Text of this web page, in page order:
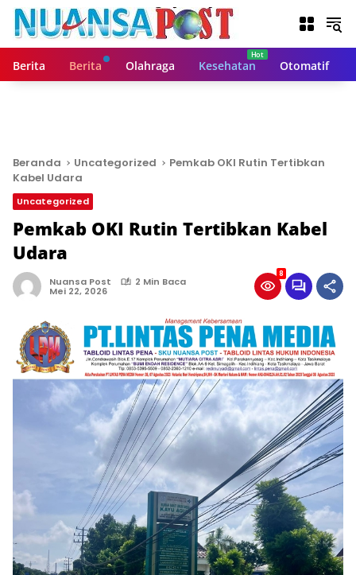
Berita Berita Olahraga Kesehatan Otomatif
Beranda Uncategorized
Pemkab OKI Rutin Tertibkan
Kabel Udara
Uncategorized
Pemkab OKI Rutin Tertibkan Kabel
Udara
Nuansa Post 2 Min Baca
Mei 22, 2026
8